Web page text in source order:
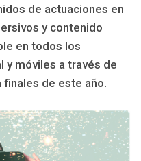
de actuaciones en
y contenido
en todos los
y móviles a través de
finales de este año.